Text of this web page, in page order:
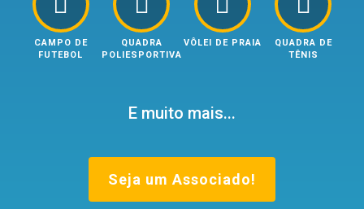
CAMPO DE
FUTEBOL
QUADRA
POLIESPORTIVA
VÔLEI DE PRAIA
QUADRA DE
TÊNIS
E muito mais...
Seja um Associado!